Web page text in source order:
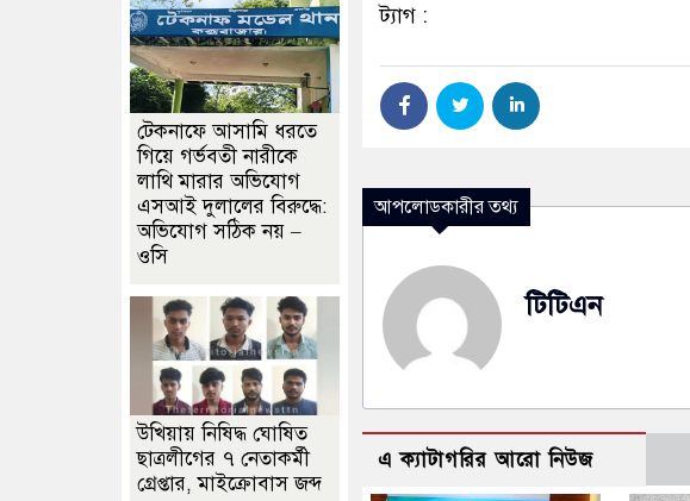
ট্যাগ :
আপলোডকারীর তথ্য
টিটিএন
এ ক্যাটাগরির আরো নিউজ
টেকনাফে আসামি ধরতে
গিয়ে গর্ভবতী নারীকে
লাথি মারার অভিযোগ
এসআই দুলালের বিরুদ্ধে:
অভিযোগ সঠিক নয় –
ওসি
উখিয়ায় নিষিদ্ধ ঘোষিত
ছাত্রলীগের ৭ নেতাকর্মী
গ্রেপ্তার, মাইক্রোবাস জব্দ